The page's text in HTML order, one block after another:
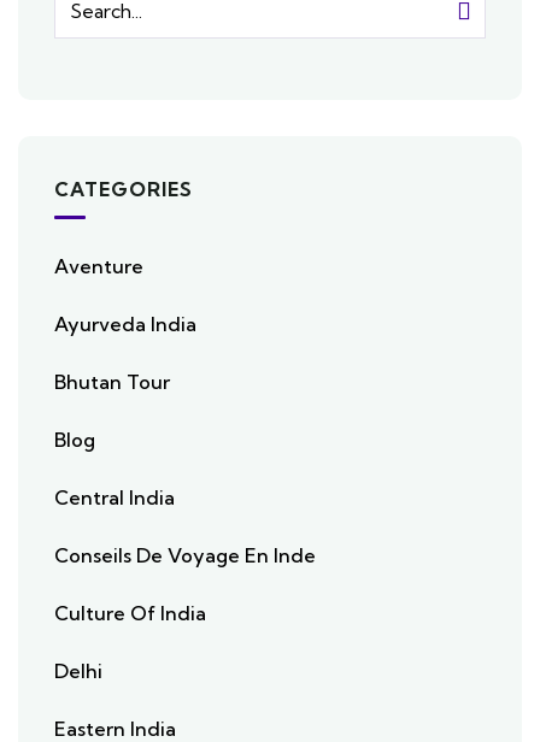
CATEGORIES
Aventure
Ayurveda India
Bhutan Tour
Blog
Central India
Conseils De Voyage En Inde
Culture Of India
Delhi
Eastern India